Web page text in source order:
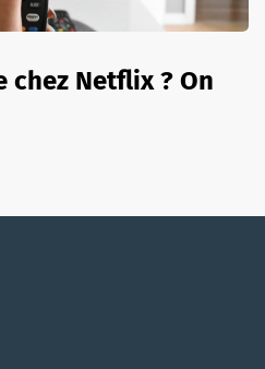
chez Netflix ? On